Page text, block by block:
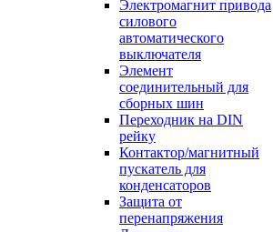
Электромагнит привода
силового
автоматического
выключателя
Элемент
соединительный для
сборных шин
Переходник на DIN
рейку
Контактор/магнитный
пускатель для
конденсаторов
Защита от
перенапряжения